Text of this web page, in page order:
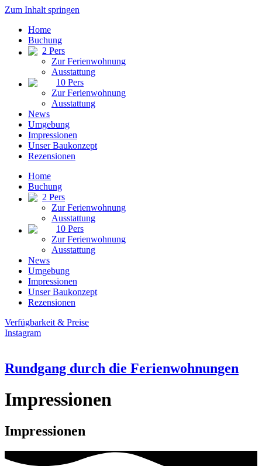
Zum Inhalt springen
Home
Buchung
2 Pers
Zur Ferienwohnung
Ausstattung
10 Pers
Zur Ferienwohnung
Ausstattung
News
Umgebung
Impressionen
Unser Baukonzept
Rezensionen
Home
Buchung
2 Pers
Zur Ferienwohnung
Ausstattung
10 Pers
Zur Ferienwohnung
Ausstattung
News
Umgebung
Impressionen
Unser Baukonzept
Rezensionen
Verfügbarkeit & Preise
Instagram
Rundgang durch die Ferienwohnungen
Impressionen
Impressionen